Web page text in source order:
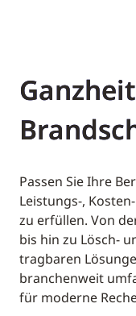
Passen Sie Ihre
Leistungs-,
zu erfüllen. Von
bis hin zu Lösch-
tragbaren
branchenweit
für moderne